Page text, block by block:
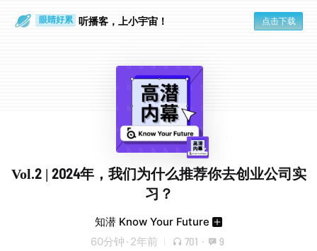
眼睛好累 听播客，上小宇宙！ 点击下载
Vol.2 | 2024年，我们为什么推荐你去创业公司实
习？
知潜 Know Your Future
60分钟 · 2年前 701 · 9